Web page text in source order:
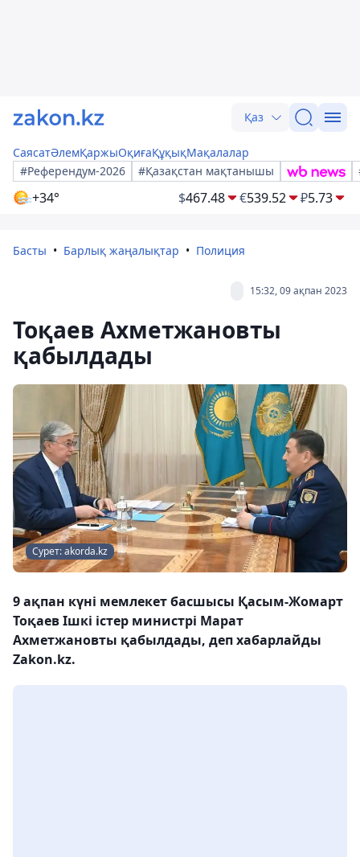
Қаз
СаясатӘлемҚаржыОқиғаҚұқықМақалалар
#Референдум-2026
#Қазақстан мақтанышы
+34° $467.48 €539.52 ₽5.73
Басты Барлық жаңалықтар Полиция
15:32, 09 ақпан 2023
Тоқаев Ахметжановты
қабылдады
Сурет: akorda.kz
9 ақпан күні мемлекет басшысы Қасым-Жомарт
Тоқаев Ішкі істер министрі Марат
Ахметжановты қабылдады, деп хабарлайды
Zakon.kz.